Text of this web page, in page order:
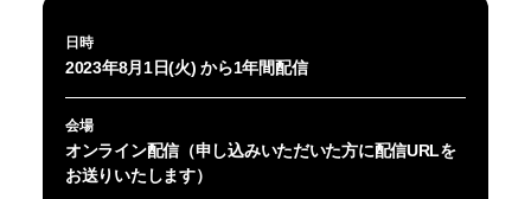
日時
2023年8月1日(火) から1年間配信
会場
オンライン配信（申し込みいただいた方に配信URLを
お送りいたします）